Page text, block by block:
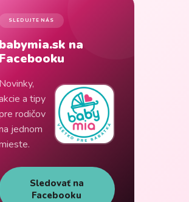
SLEDUJTE NÁS
babymia.sk na
Facebooku
Novinky,
a tipy
rodičov
jednom
Sledovať na
Facebooku